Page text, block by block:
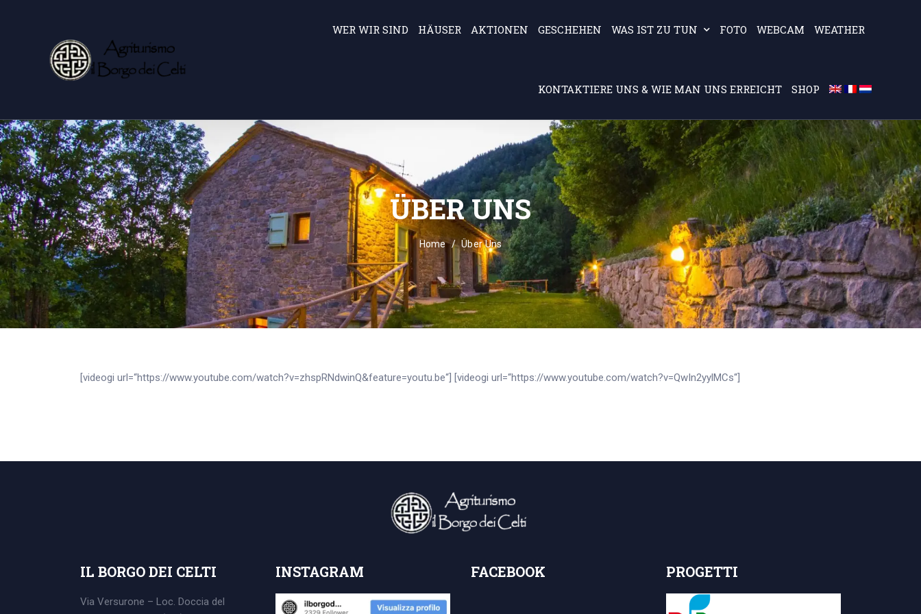
WER WIR SIND HÄUSER AKTIONEN GESCHEHEN WAS IST ZU TUN FOTO WEBCAM WEATHER
KONTAKTIERE UNS & WIE MAN UNS ERREICHT SHOP
ÜBER UNS
Home Über Uns
[videogi url=“https://www.youtube.com/watch?v=zhspRNdwinQ&feature=youtu.be“] [videogi url=“https://www.youtube.com/watch?v=QwIn2yylMCs“]
IL BORGO DEI CELTI
Via Versurone – Loc. Doccia del
INSTAGRAM FACEBOOK PROGETTI